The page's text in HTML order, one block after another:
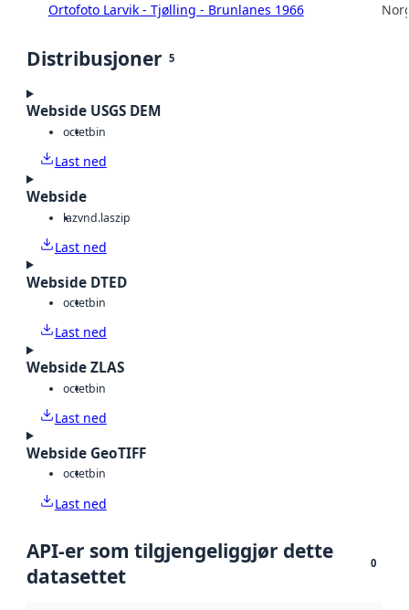
Ortofoto Larvik - Tjølling - Brunlanes 1966
Distribusjoner 5
Webside USGS DEM
octetbin
Last ned
Webside
lazvnd.laszip
Last ned
Webside DTED
octetbin
Last ned
Webside ZLAS
octetbin
Last ned
Webside GeoTIFF
octetbin
Last ned
API-er som tilgjengeliggjør dette
datasettet
0